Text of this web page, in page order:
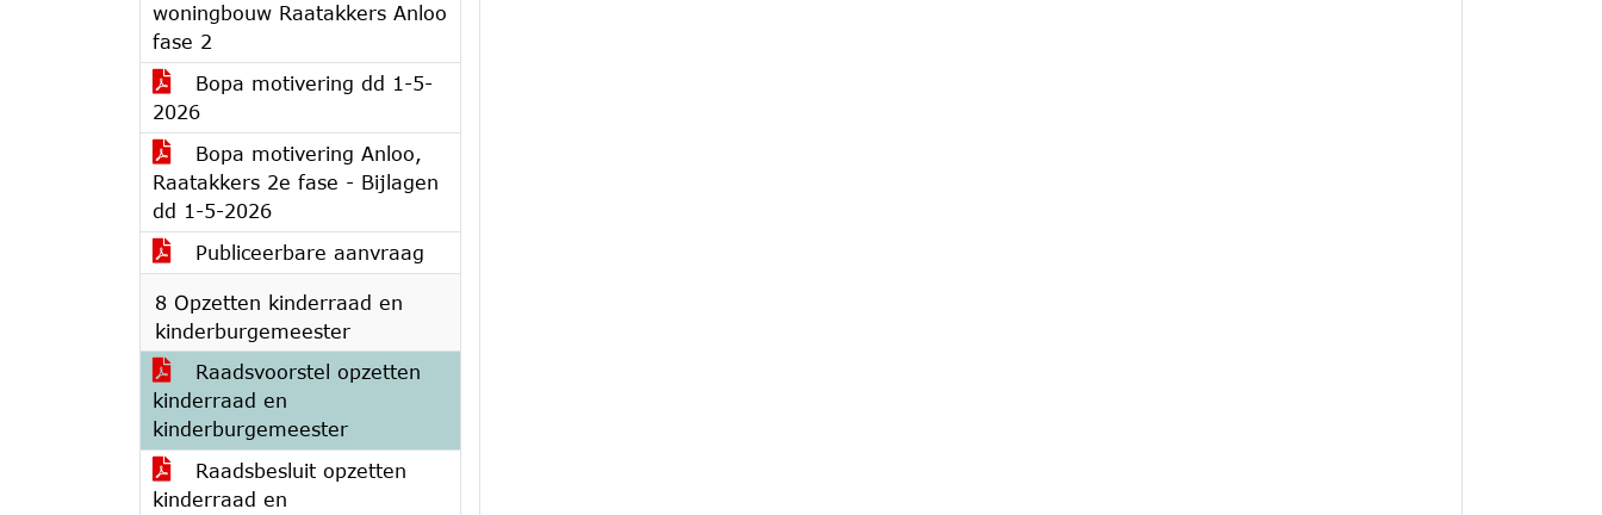
woningbouw Raatakkers Anloo
fase 2
Bopa motivering dd 1-5-
2026
Bopa motivering Anloo,
Raatakkers 2e fase - Bijlagen
dd 1-5-2026
Publiceerbare aanvraag
8 Opzetten kinderraad en
kinderburgemeester
Raadsvoorstel opzetten
kinderraad en
kinderburgemeester
Raadsbesluit opzetten
kinderraad en